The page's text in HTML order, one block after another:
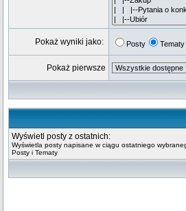
Pokaż wyniki jako: Posty Tematy
Pokaż pierwsze
Wyświetl posty z ostatnich:
Wyświetla posty napisane w ciągu ostatniego
Posty i Tematy